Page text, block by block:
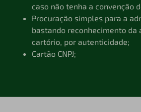
caso não tenha a convenção
Procuração simples para a
bastando reconhecimento da
cartório, por autenticidade;
Cartão CNPJ;